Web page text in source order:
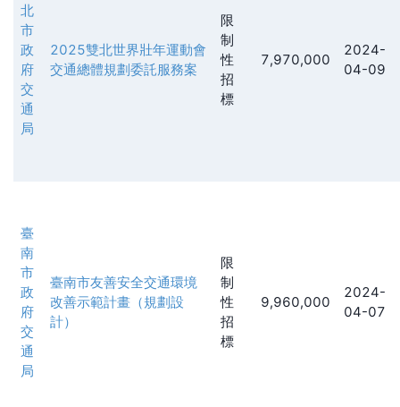
北
市
政
府
交
通
局
2025雙北世界壯年運動會
交通總體規劃委託服務案
限
制
性
招
標
7,970,000
2024-
04-09
臺
南
市
政
府
交
通
局
臺南市友善安全交通環境
改善示範計畫（規劃設
計）
限
制
性
招
標
9,960,000
2024-
04-07